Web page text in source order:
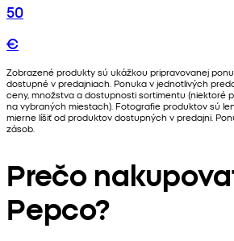
50
€
Zobrazené produkty sú ukážkou pripravovanej
dostupné v predajniach. Ponuka v jednotlivých
ceny, množstva a dostupnosti sortimentu (niektoré
na vybraných miestach). Fotografie produktov sú
mierne líšiť od produktov dostupných v predajni.
zásob.
Prečo
Pepco?